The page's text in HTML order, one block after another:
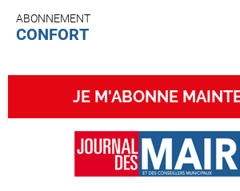
ABONNEMENT
CONFORT
JE M'ABONNE